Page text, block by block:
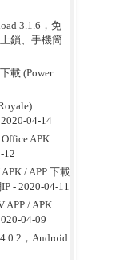
3.1.6，免
鎖、手機簡
載 (Power
04-14
APK
12
/ APP 下載
- 2020-04-11
APP / APK
04-09
，Android